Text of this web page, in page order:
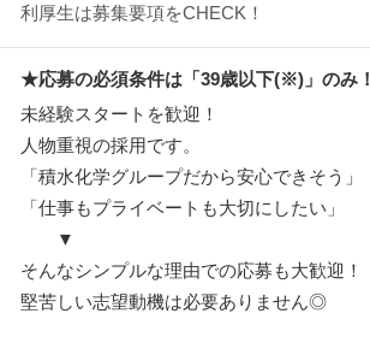
利厚生は募集要項をCHECK！
★応募の必須条件は「39歳以下(※)」のみ！
未経験スタートを歓迎！
人物重視の採用です。
「積水化学グループだから安心できそう」
「仕事もプライベートも大切にしたい」
▼
そんなシンプルな理由での応募も大歓迎！
堅苦しい志望動機は必要ありません◎